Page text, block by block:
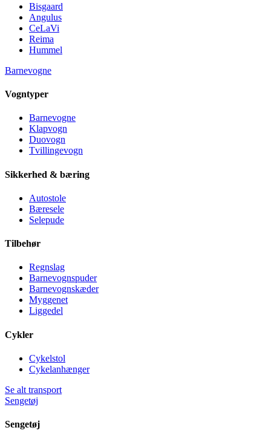
Bisgaard
Angulus
CeLaVi
Reima
Hummel
Barnevogne
Vogntyper
Barnevogne
Klapvogn
Duovogn
Tvillingevogn
Sikkerhed & bæring
Autostole
Bæresele
Selepude
Tilbehør
Regnslag
Barnevognspuder
Barnevognskæder
Myggenet
Liggedel
Cykler
Cykelstol
Cykelanhænger
Se alt transport
Sengetøj
Sengetøj